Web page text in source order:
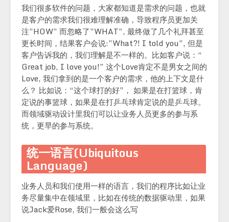
我们很多软件的问题，大家都知道是需求的问题，也就
是客户的需求我们很难理解准确，导致程序员更加关
注”HOW” 而忽略了”WHAT”, 最终做了几个礼拜甚至
更长时间，结果客户会说:”What?! I told you”, 但是
客户告诉我的，我们理解是不一样的。比如客户说：“
Great job, I love you!” 这个Love肯定不是男女之间的
Love, 我们拿到的是一个客户的需求，他的上下文是什
么？ 比如说：“这个球打的好”， 如果是在打篮球，肯
定说的事篮球，如果是在打乒乓球肯定说的是乒乓球。
而领域驱动设计里我们可以让业务人员更多的参与系
统，更早的参与系统。
统一语言(Ubiquitous
Language)
业务人员和我们使用一样的语言，我们的程序比如让业
务尽量集中在领域里，比如在传统的数据驱动里，如果
说Jack爱Rose, 我们一般会这么写